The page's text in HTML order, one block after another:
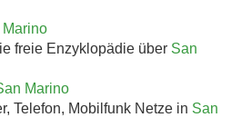
Marino
freie Enzyklopädie über San
Marino
Telefon, Mobilfunk Netze in San